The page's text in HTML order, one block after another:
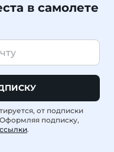
в самолете
от подписки
подписку,
.